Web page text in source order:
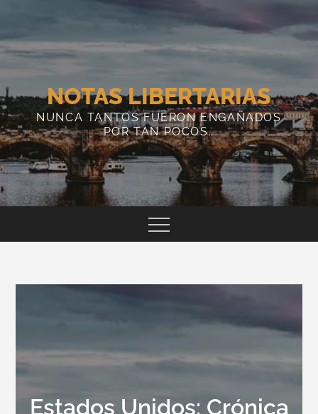
content
NOTAS LIBERTARIAS
NUNCA TANTOS FUERON ENGAÑADOS
POR TAN POCOS…
Estados Unidos: Crónica